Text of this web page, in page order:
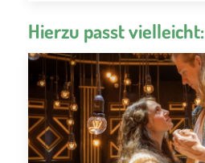
Hierzu passt vielleicht: